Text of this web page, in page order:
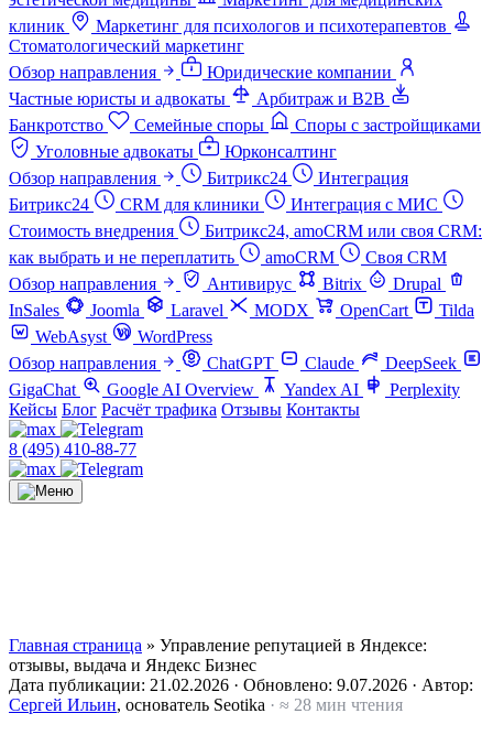
клиник
Маркетинг для психологов и психотерапевтов
Стоматологический маркетинг
Обзор направления
Юридические компании
Частные юристы и адвокаты
Арбитраж и B2B
Банкротство
Семейные споры
Споры с застройщиками
Уголовные адвокаты
Юрконсалтинг
Обзор направления
Битрикс24
Интеграция
Битрикс24
CRM для клиники
Интеграция с МИС
Стоимость внедрения
Битрикс24, amoCRM или своя CRM:
как выбрать и не переплатить
amoCRM
Своя CRM
Обзор направления
Антивирус Bitrix
Drupal
InSales
Joomla Laravel MODX OpenCart
Tilda
WebAsyst
WordPress
Обзор направления
ChatGPT Claude
DeepSeek
GigaChat
Google AI Overview Yandex AI
Perplexity
Кейсы Блог Расчёт трафика Отзывы Контакты
8 (495) 410-88-77
Главная страница » Управление репутацией в Яндексе:
отзывы, выдача и Яндекс Бизнес
Дата публикации: 21.02.2026 · Обновлено: 9.07.2026 · Автор:
Сергей Ильин, основатель Seotika · ≈ 28 мин чтения